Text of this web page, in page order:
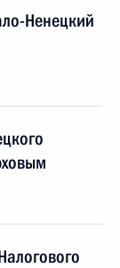
Ненецкий